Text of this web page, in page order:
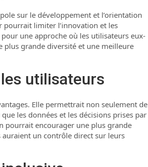
sur le développement et l’orientation
pourrait limiter l’innovation et les
une approche où les utilisateurs eux-
plus grande diversité et une meilleure
utilisateurs
Elle permettrait non seulement de
les données et les décisions prises par
pourrait encourager une plus grande
un contrôle direct sur leurs